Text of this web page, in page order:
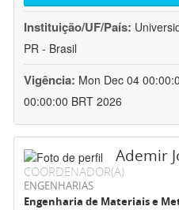
Instituição/UF/País:
PR - Brasil
Vigência: Mon Dec 04
00:00:00 BRT 2026
Ademir
COORDENADOR(A)
ENGENHARIAS
Engenharia de Materiais e